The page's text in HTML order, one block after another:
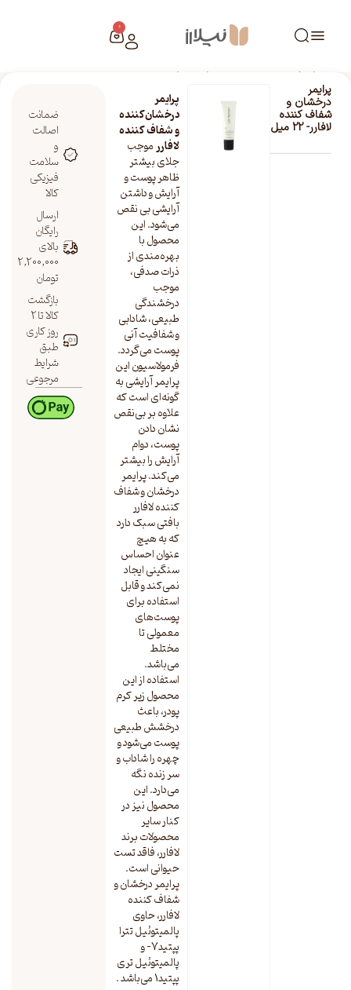
0
فروشگاه نیلارز
پرایمر درخشان و شفاف کننده لافارر- 22 میل
پرایمر
درخشان و
شفاف کننده
لافارر- 22 میل
پرایمر
درخشان‌کننده
و شفاف کننده
لافاررموجب
جلای بیشتر
ظاهر پوست و
آرایش و داشتن
آرایشی بی نقص
می‌شود. این
محصول با
بهره‌مندی از
ذرات صدفی،
موجب
درخشندگی
طبیعی، شادابی
و شفافیت آنی
پوست می‌گردد.
فرمولاسیون این
پرایمر آرایشی به
گونه‌ای است که
علاوه بر بی‌نقص
نشان دادن
پوست، دوام
آرایش را بیشتر
می‌کند. پرایمر
درخشان و شفاف
کننده لافارر
بافتی سبک دارد
که به هیچ
عنوان احساس
سنگینی ایجاد
نمی‌کند و قابل
استفاده برای
پوست‌های
معمولی تا
مختلط
می‌باشد.
استفاده از این
محصول زیر کرم
پودر، باعث
درخشش طبیعی
پوست می‌شود و
چهره را شاداب و
سر زنده نگه
می‌دارد. این
محصول نیز در
کنار سایر
محصولات برند
لافارر، فاقد تست
حیوانی است.
پرایمر درخشان و
شفاف کننده
لافارر، حاوی
پالمیتوئیل تترا
پپتید7- و
پالمیتوئیل تری
پپتید1 می‌باشد .
ضمانت
اصالت
و
سلامت
فیزیکی
کالا
ارسال
رایگان
بالای
2,200,000
تومان
بازگشت
کالا تا 2
روز کاری
طبق
شرایط
مرجوعی